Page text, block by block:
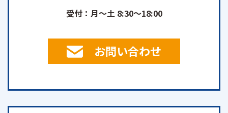
受付：月～土 8:30～18:00
お問い合わせ